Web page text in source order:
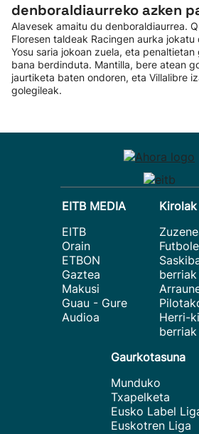
denboraldiaurreko azken
Alavesek amaitu du denboraldiaurrea.
Floresen taldeak Racingen aurka
Yosu saria jokoan zuela, eta
bana berdinduta. Mantilla, bere atean
jaurtiketa baten ondoren, eta Villalibre
golegileak.
EITB MEDIA
EITB
Orain
ETBON
Gaztea
Makusi
Guau - Gure
Audioa
Kirolak
berriak
Herri-
berriak
Gaurkotasuna
Munduko
Txapelketa
Eusko Label
Euskotren Liga